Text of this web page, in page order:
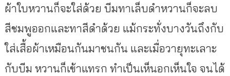
ผ้าใบหวานก็จะใส่ด้วย บีมทาเล็บดำหวานก็จะลบ
สีชมพูออกและทาสีดำด้วย แม้กระทั่งบางวันถึงกับ
ใส่เสื้อผ้าเหมือนกันมาชนกัน และเมื่อวายุทะเลาะ
กับบีม หวานก็เข้าแทรก ทำเป็นเห็นอกเห็นใจ จนได้